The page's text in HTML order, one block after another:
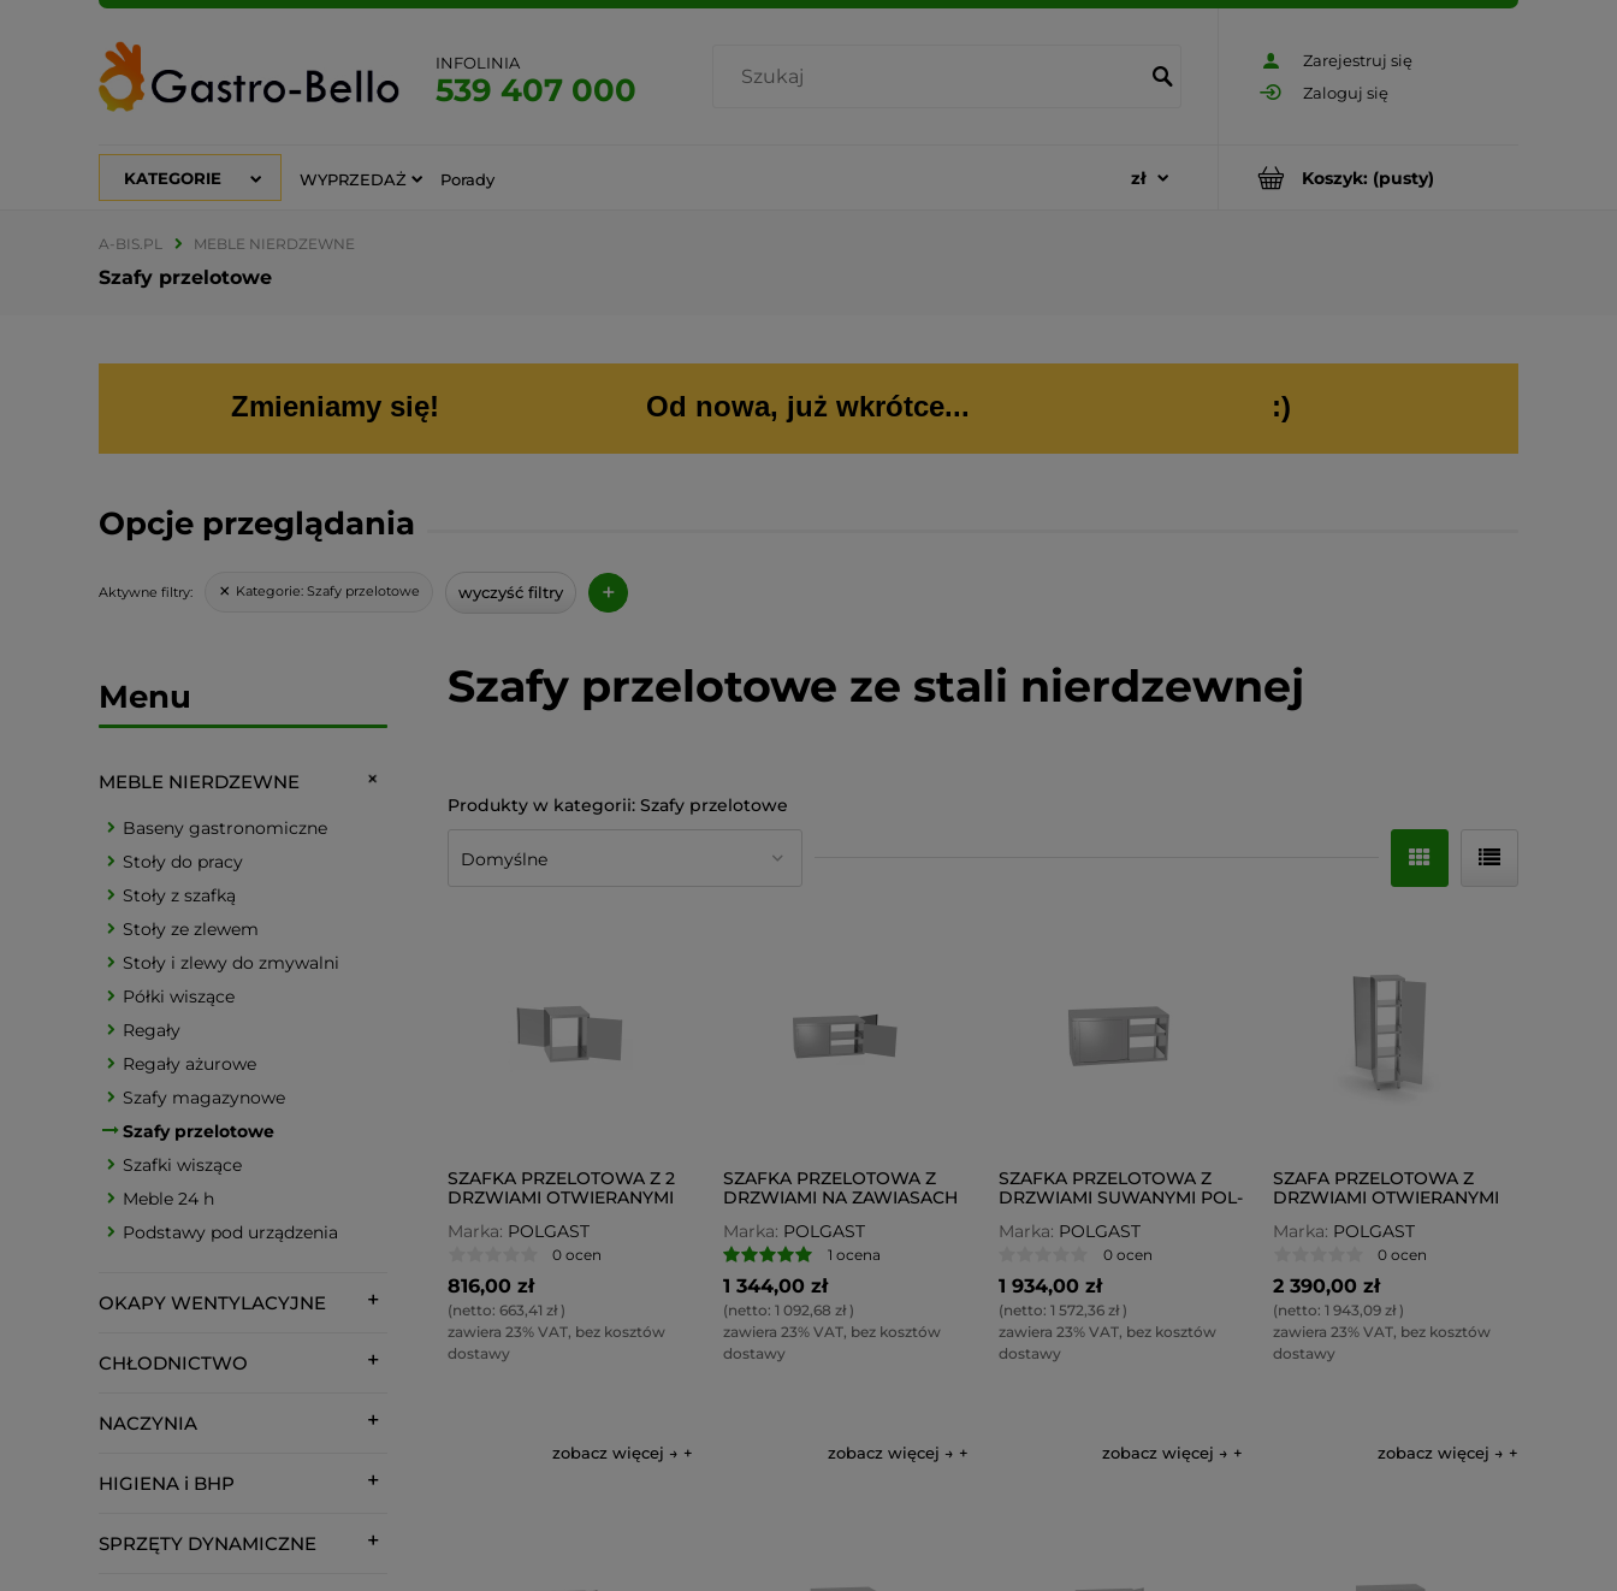
Zarejestruj się
Zaloguj się
INFOLINIA
539 407 000
Koszyk: (pusty)
KATEGORIE WYPRZEDAŻ Porady
A-BIS.PL MEBLE NIERDZEWNE
Szafy przelotowe
Zmieniamy się! Od nowa, już wkrótce... :)
Opcje przeglądania
Aktywne filtry: Kategorie: Szafy przelotowe wyczyść filtry +
Menu
MEBLE NIERDZEWNE
Baseny gastronomiczne
Stoły do pracy
Stoły z szafką
Stoły ze zlewem
Stoły i zlewy do zmywalni
Półki wiszące
Regały
Regały ażurowe
Szafy magazynowe
Szafy przelotowe
Szafki wiszące
Meble 24 h
Podstawy pod urządzenia
OKAPY WENTYLACYJNE
CHŁODNICTWO
NACZYNIA
HIGIENA i BHP
SPRZĘTY DYNAMICZNE
Szafy przelotowe ze stali nierdzewnej
Szafy przelotowe
SZAFKA PRZELOTOWA Z 2
DRZWIAMI OTWIERANYMI
Marka: POLGAST
0 ocen
816,00 zł
(netto: 663,41 zł)
zawiera 23% VAT, bez kosztów
dostawy
zobacz więcej →
SZAFKA PRZELOTOWA Z
DRZWIAMI NA ZAWIASACH
Marka: POLGAST
1 ocena
1 344,00 zł
(netto: 1 092,68 zł)
zawiera 23% VAT, bez kosztów
dostawy
zobacz więcej →
SZAFKA PRZELOTOWA Z
DRZWIAMI SUWANYMI POL-
Marka: POLGAST
0 ocen
1 934,00 zł
(netto: 1 572,36 zł)
zawiera 23% VAT, bez kosztów
dostawy
zobacz więcej →
SZAFA PRZELOTOWA Z
DRZWIAMI OTWIERANYMI
Marka: POLGAST
0 ocen
2 390,00 zł
(netto:1 943,09 zł)
zawiera 23% VAT, bez kosztów
dostawy
zobacz więcej →